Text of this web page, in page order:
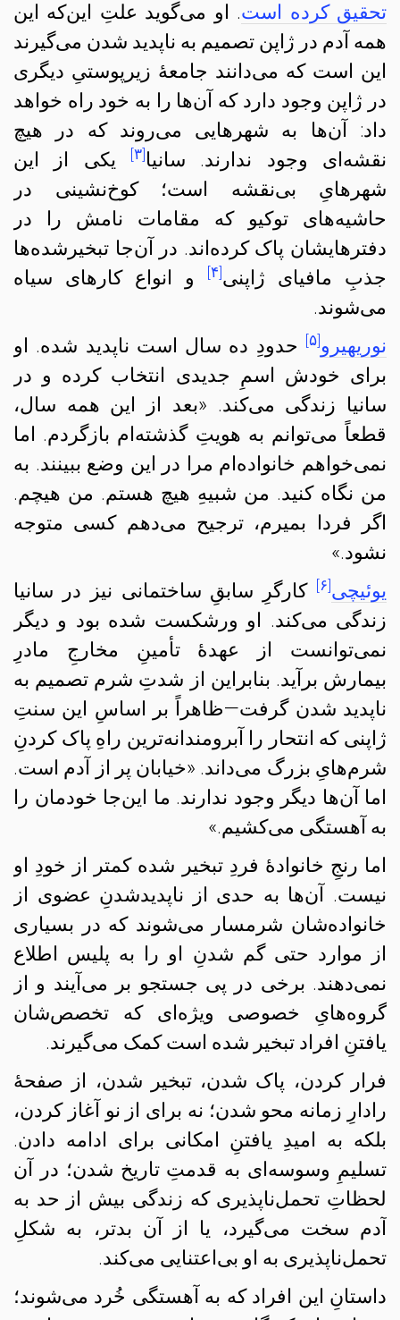
تحقیق کرده است. او می‌گوید علتِ این‌که این
همه آدم در ژاپن تصمیم به ناپدید شدن می‌گیرند
این است که می‌دانند جامعهٔ زیرپوستیِ دیگری
در ژاپن وجود دارد که آن‌ها را به خود راه خواهد
داد: آن‌ها به شهرهایی می‌روند که در هیچ
نقشه‌ای وجود ندارند. سانیا [۳]
یکی از این
شهرهایِ بی‌نقشه است؛ کوخ‌نشینی در
حاشیه‌های توکیو که مقامات نامش را در
دفترهایشان پاک کرده‌اند. در آن‌جا تبخیرشده‌ها
جذبِ مافیای ژاپنی[۴]
و انواع کارهای سیاه
می‌شوند.
نوریهیرو[۵]
حدودِ ده سال است ناپدید شده. او
برای خودش اسمِ‌ جدیدی انتخاب کرده و در
سانیا زندگی می‌کند. «بعد از این همه سال،
قطعاً می‌توانم به هویتِ گذشته‌ام بازگردم. اما
نمی‌خواهم خانواده‌ام مرا در این وضع ببینند. به
من نگاه کنید. من شبیهِ هیچ هستم. من هیچم.
اگر فردا بمیرم، ترجیح می‌دهم کسی متوجه
نشود.»
یوئیچی[۶] کارگرِ سابقِ ساختمانی نیز در سانیا
زندگی می‌کند. او ورشکست شده بود و دیگر
نمی‌توانست از عهدهٔ تأمینِ مخارجِ مادرِ
بیمارش برآید. بنابراین از شدتِ شرم تصمیم به
ناپدید شدن گرفت—ظاهراً بر اساسِ این سنتِ
ژاپنی که انتحار را آبرومندانه‌ترین راهِ پاک کردنِ
شرم‌هایِ بزرگ می‌داند. «خیابان پر از آدم است.
اما آن‌ها دیگر وجود ندارند. ما این‌جا خودمان را
به آهستگی می‌کشیم.»
اما رنجِ خانوادهٔ فردِ تبخیر شده کمتر از خودِ او
نیست. آن‌ها به حدی از ناپدیدشدنِ عضوی از
خانواده‌شان شرمسار می‌شوند که در بسیاری
از موارد حتی گم شدنِ او را به پلیس اطلاع
نمی‌دهند. برخی در پی جستجو بر می‌آیند و از
گروه‌هایِ خصوصی ویژه‌ای که تخصص‌شان
یافتنِ افراد تبخیر شده است کمک می‌گیرند.
فرار کردن، پاک شدن، تبخیر شدن، از صفحهٔ
رادارِ زمانه محو شدن؛ نه برای از نو آغاز کردن،
بلکه به امیدِ یافتنِ امکانی برای ادامه دادن.
تسلیمِ وسوسه‌ای به قدمتِ تاریخ شدن؛ در آن
لحظاتِ تحمل‌ناپذیری که زندگی بیش از حد به
آدم سخت می‌گیرد، یا از آن بدتر، به شکلِ
تحمل‌ناپذیری به او بی‌اعتنایی می‌کند.
داستانِ این افراد که به آهستگی خُرد می‌شوند؛